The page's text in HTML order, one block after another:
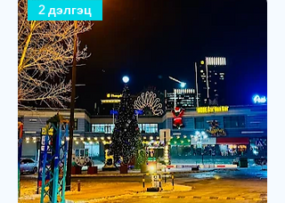
2 дэлгэц